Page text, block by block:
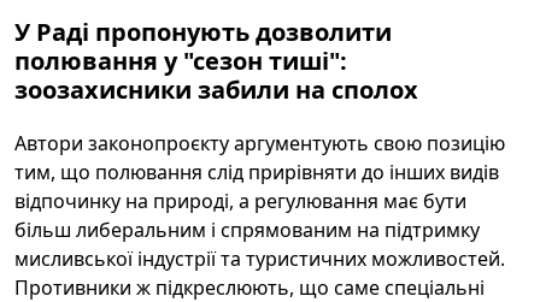
У Раді пропонують дозволити
полювання у "сезон тиші":
зоозахисники забили на сполох
Автори законопроєкту аргументують свою позицію
тим, що полювання слід прирівняти до інших видів
відпочинку на природі, а регулювання має бути
більш либеральним і спрямованим на підтримку
мисливської індустрії та туристичних можливостей.
Противники ж підкреслюють, що саме спеціальні